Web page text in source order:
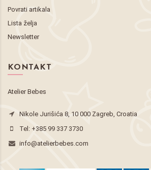
Povrati artikala
Lista želja
Newsletter
KONTAKT
Atelier Bebes
Nikole Jurišića 8, 10 000 Zagreb, Croatia
Tel: +385 99 337 3730
info@atelierbebes.com